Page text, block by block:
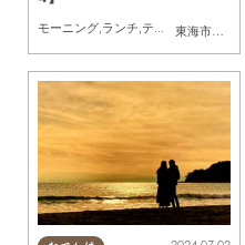
東海市
, 大府市
モーニング,ランチ,テイクアウト